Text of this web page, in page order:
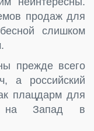
продаж для
слишком
прежде всего
а российский
плацдарм для
на Запад в